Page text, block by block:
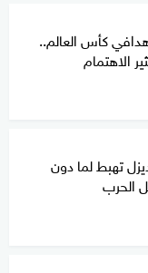
كأس العالم..
الاهتمام
تهبط لما دون
الحرب